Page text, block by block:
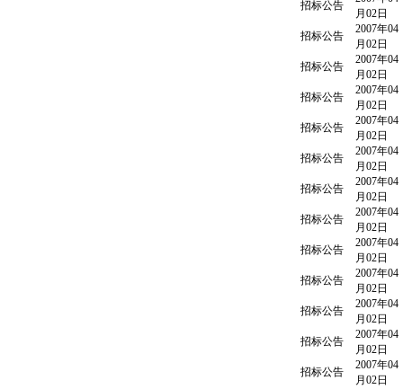
招标公告
月02日
招标公告
2007年04
月02日
招标公告
2007年04
月02日
招标公告
2007年04
月02日
招标公告
2007年04
月02日
招标公告
2007年04
月02日
招标公告
2007年04
月02日
招标公告
2007年04
月02日
招标公告
2007年04
月02日
招标公告
2007年04
月02日
招标公告
2007年04
月02日
招标公告
2007年04
月02日
招标公告
2007年04
月02日